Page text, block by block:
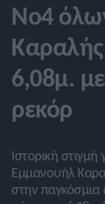
No4
6,08μ.
ρεκόρ
Ιστορική στιγμή
Εμμανουήλ
στην παγκόσμια